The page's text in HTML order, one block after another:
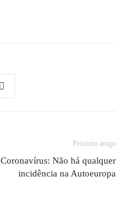
Próximo artigo
Coronavírus: Não há qualquer
incidência na Autoeuropa